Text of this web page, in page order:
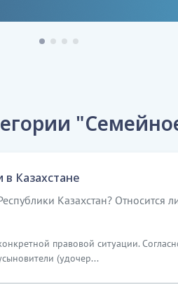
Казахстане
Казахстан?
правовой ситуации.
(удочер...